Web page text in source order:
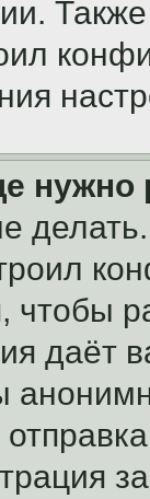
нужно
чтобы
даёт